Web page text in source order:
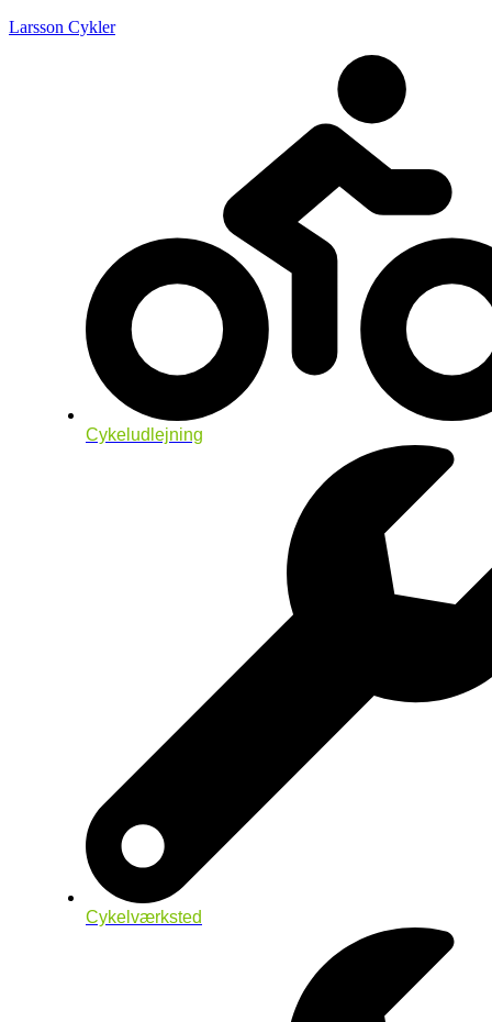
Larsson Cykler
Cykeludlejning
Cykelværksted